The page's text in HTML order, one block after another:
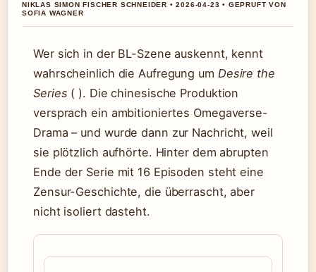
NIKLAS SIMON FISCHER SCHNEIDER • 2026-04-23 • GEPRUFT VON
SOFIA WAGNER
Wer sich in der BL-Szene auskennt, kennt
wahrscheinlich die Aufregung um Desire the
Series ( ). Die chinesische Produktion
versprach ein ambitioniertes Omegaverse-
Drama – und wurde dann zur Nachricht, weil
sie plötzlich aufhörte. Hinter dem abrupten
Ende der Serie mit 16 Episoden steht eine
Zensur-Geschichte, die überrascht, aber
nicht isoliert dasteht.